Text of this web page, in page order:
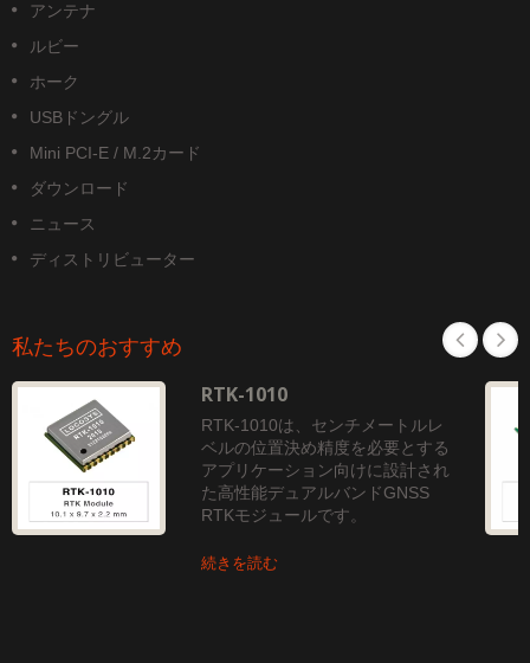
アンテナ
ルビー
ホーク
USBドングル
Mini PCI-E / M.2カード
ダウンロード
ニュース
ディストリビューター
私たちのおすすめ
RTK-1010
RTK-1010は、センチメートルレ
ベルの位置決め精度を必要とする
アプリケーション向けに設計され
た高性能デュアルバンドGNSS
RTKモジュールです。
続きを読む